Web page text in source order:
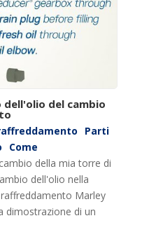
dell'olio del cambio
Parti
Come
della mia torre di
dell'olio nella
Marley
dimostrazione di un